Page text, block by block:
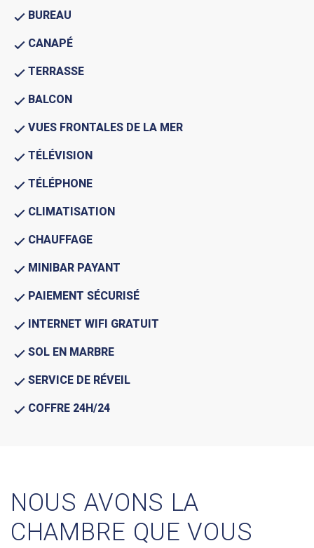
BUREAU
CANAPÉ
TERRASSE
BALCON
VUES FRONTALES DE LA MER
TÉLÉVISION
TÉLÉPHONE
CLIMATISATION
CHAUFFAGE
MINIBAR PAYANT
PAIEMENT SÉCURISÉ
INTERNET WIFI GRATUIT
SOL EN MARBRE
SERVICE DE RÉVEIL
COFFRE 24H/24
NOUS AVONS LA
CHAMBRE QUE VOUS